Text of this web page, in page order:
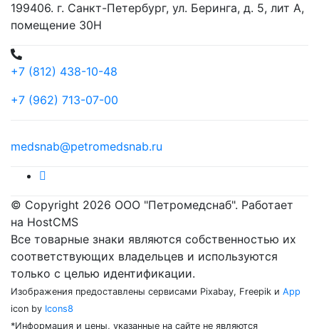
199406. г. Санкт-Петербург, ул. Беринга, д. 5, лит А,
помещение 30Н
+7 (812) 438-10-48
+7 (962) 713-07-00
medsnab@petromedsnab.ru
© Copyright 2026 ООО "Петромедснаб". Работает
на HostCMS
Все товарные знаки являются собственностью их
соответствующих владельцев и используются
только с целью идентификации.
Изображения предоставлены сервисами Pixabay, Freepik и App
icon by Icons8
*Информация и цены, указанные на сайте не являются